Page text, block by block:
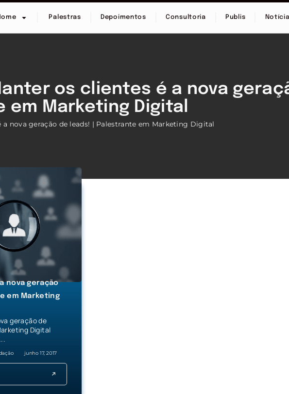
Palestras Depoimentos Consultoria Publis
os clientes é a nova
em Marketing Digital
a nova geração de leads! | Palestrante em Marketing Digital
nova geração
em Marketing
geração de
Digital
junho 17, 2017